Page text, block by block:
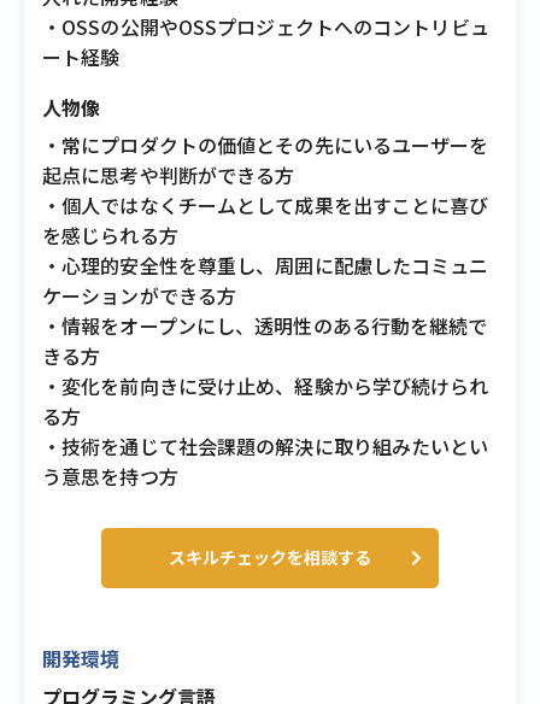
・OSSの公開やOSSプロジェクトへのコントリビュ
ート経験
人物像
・常にプロダクトの価値とその先にいるユーザーを
起点に思考や判断ができる方
・個人ではなくチームとして成果を出すことに喜び
を感じられる方
・心理的安全性を尊重し、周囲に配慮したコミュニ
ケーションができる方
・情報をオープンにし、透明性のある行動を継続で
きる方
・変化を前向きに受け止め、経験から学び続けられ
る方
・技術を通じて社会課題の解決に取り組みたいとい
う意思を持つ方
スキルチェックを相談する
開発環境
プログラミング言語